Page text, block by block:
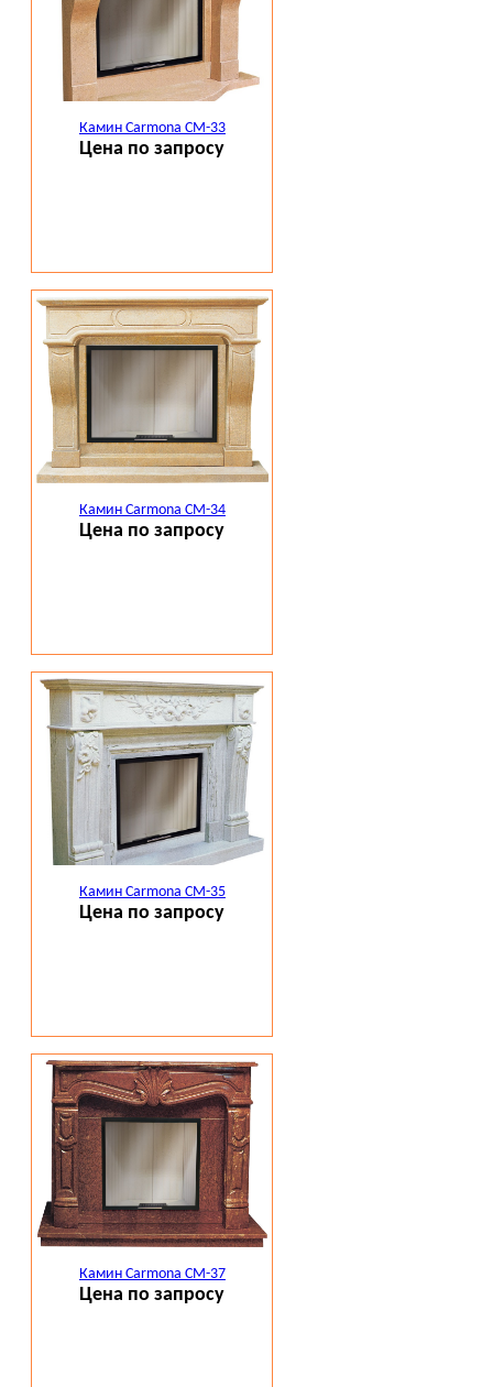
Камин Carmona CM-33
Цена по запросу
Камин Carmona CM-34
Цена по запросу
Камин Carmona CM-35
Цена по запросу
Камин Carmona CM-37
Цена по запросу